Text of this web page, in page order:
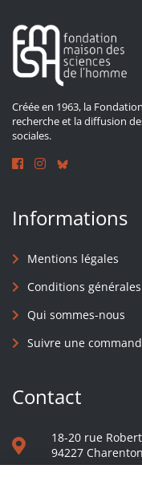
Créée en 1963, la
recherche et la diffusion
sociales.
Informations
Mentions légales
Conditions
Qui sommes-nous
Suivre une
Contact
18-20 rue
94227